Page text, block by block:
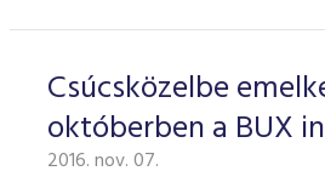
Csúcsközelbe
októberben a BUX
2016. nov. 07.